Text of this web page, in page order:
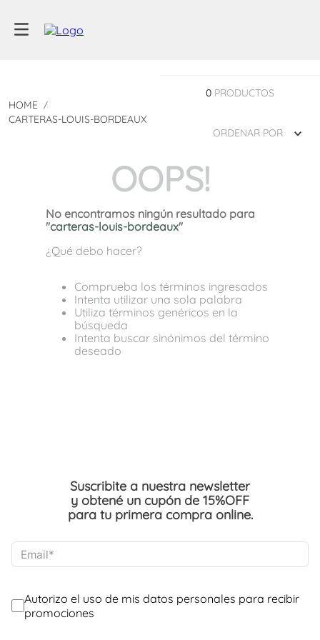
CARTERAS-LOUIS-BORDEAUX
0 PRODUCTOS
ORDENAR POR
OOPS!
No encontramos ningún resultado para
"carteras-louis-bordeaux"
¿Qué debo hacer?
Comprueba los términos ingresados
Intenta utilizar una sola palabra
Utiliza términos genéricos en la
búsqueda
Intenta buscar sinónimos del término
deseado
Suscribite a nuestra newsletter
y obtené un cupón de 15%OFF
para tu primera compra online.